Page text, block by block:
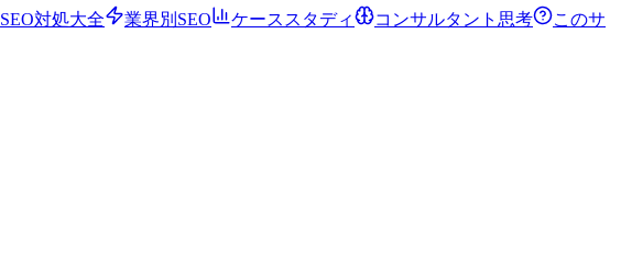
SEO対処大全 業界別SEO ケーススタディ コンサルタント思考
このサ